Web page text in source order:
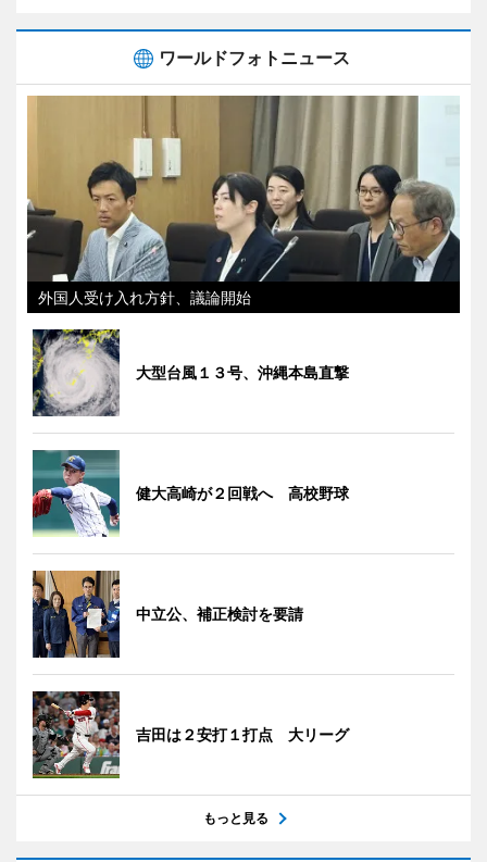
ワールドフォトニュース
外国人受け入れ方針、議論開始
大型台風１３号、沖縄本島直撃
健大高崎が２回戦へ 高校野球
中立公、補正検討を要請
吉田は２安打１打点 大リーグ
もっと見る